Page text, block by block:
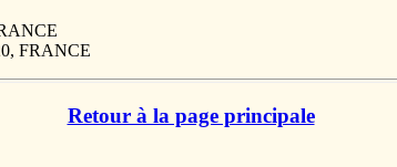
FRANCE
Retour à la page principale